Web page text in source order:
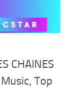
CHAINES
Top